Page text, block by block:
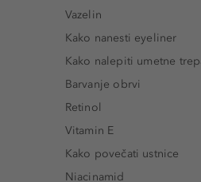
Vazelin
Kako nanesti eyeliner
Kako nalepiti umetne
Barvanje obrvi
Retinol
Vitamin E
Kako povečati ustnice
Niacinamid